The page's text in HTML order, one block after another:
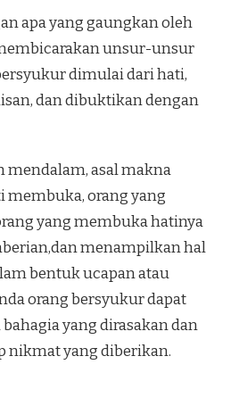
apa yang gaungkan oleh
unsur-unsur
dimulai dari hati,
dan dibuktikan dengan
mendalam, asal makna
membuka, orang yang
yang membuka hatinya
menampilkan hal
bentuk ucapan atau
orang bersyukur dapat
yang dirasakan dan
nikmat yang diberikan.